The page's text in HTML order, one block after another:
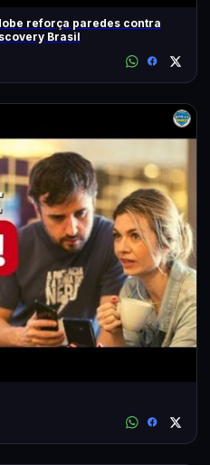
reforça paredes contra
Brasil